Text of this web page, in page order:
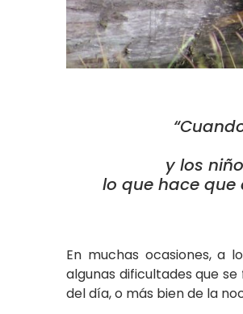
y los
lo que hace
En muchas ocasiones, a
algunas dificultades que
del día, o más bien de la